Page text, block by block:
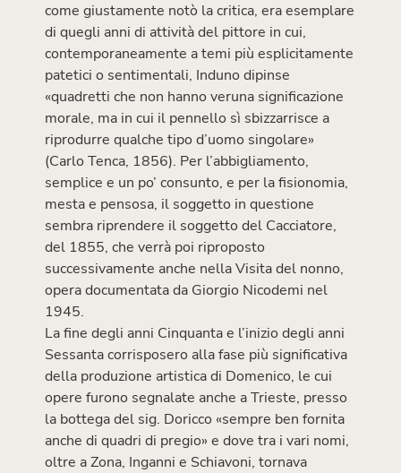
come giustamente notò la critica, era esemplare
di quegli anni di attività del pittore in cui,
contemporaneamente a temi più esplicitamente
patetici o sentimentali, Induno dipinse
«quadretti che non hanno veruna significazione
morale, ma in cui il pennello sì sbizzarrisce a
riprodurre qualche tipo d’uomo singolare»
(Carlo Tenca, 1856). Per l’abbigliamento,
semplice e un po’ consunto, e per la fisionomia,
mesta e pensosa, il soggetto in questione
sembra riprendere il soggetto del Cacciatore,
del 1855, che verrà poi riproposto
successivamente anche nella Visita del nonno,
opera documentata da Giorgio Nicodemi nel
1945.
La fine degli anni Cinquanta e l’inizio degli anni
Sessanta corrisposero alla fase più significativa
della produzione artistica di Domenico, le cui
opere furono segnalate anche a Trieste, presso
la bottega del sig. Doricco «sempre ben fornita
anche di quadri di pregio» e dove tra i vari nomi,
oltre a Zona, Inganni e Schiavoni, tornava